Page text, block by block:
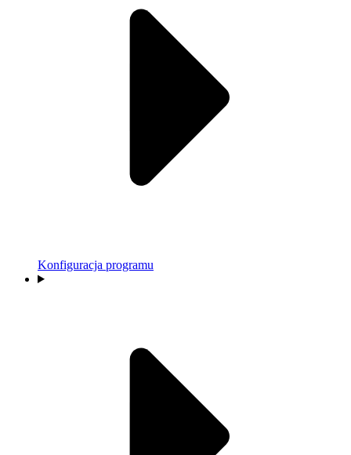
Konfiguracja programu